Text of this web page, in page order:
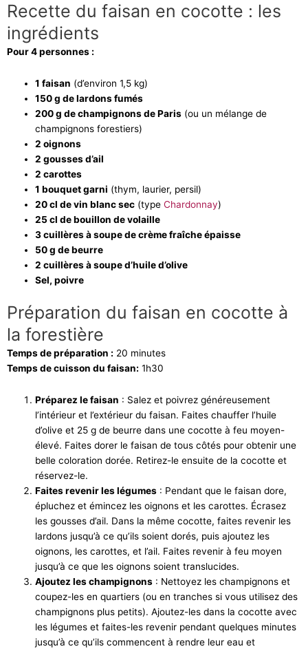
Recette du faisan en cocotte : les
ingrédients
Pour 4 personnes :
1 faisan (d’environ 1,5 kg)
150 g de lardons fumés
200 g de champignons de Paris (ou un mélange de
champignons forestiers)
2 oignons
2 gousses d’ail
2 carottes
1 bouquet garni (thym, laurier, persil)
20 cl de vin blanc sec (typeChardonnay)
25 cl de bouillon de volaille
3 cuillères à soupe de crème fraîche épaisse
50 g de beurre
2 cuillères à soupe d’huile d’olive
Sel, poivre
Préparation du faisan en cocotte à
la forestière
Temps de préparation : 20 minutes
Temps de cuisson du faisan: 1h30
Préparez le faisan : Salez et poivrez généreusement
l’intérieur et l’extérieur du faisan. Faites chauffer l’huile
d’olive et 25 g de beurre dans une cocotte à feu moyen-
élevé. Faites dorer le faisan de tous côtés pour obtenir une
belle coloration dorée. Retirez-le ensuite de la cocotte et
réservez-le.
Faites revenir les légumes : Pendant que le faisan dore,
épluchez et émincez les oignons et les carottes. Écrasez
les gousses d’ail. Dans la même cocotte, faites revenir les
lardons jusqu’à ce qu’ils soient dorés, puis ajoutez les
oignons, les carottes, et l’ail. Faites revenir à feu moyen
jusqu’à ce que les oignons soient translucides.
Ajoutez les champignons : Nettoyez les champignons et
coupez-les en quartiers (ou en tranches si vous utilisez des
champignons plus petits). Ajoutez-les dans la cocotte avec
les légumes et faites-les revenir pendant quelques minutes
jusqu’à ce qu’ils commencent à rendre leur eau et